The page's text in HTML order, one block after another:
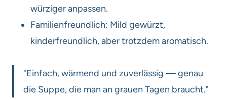
würziger anpassen.
Familienfreundlich: Mild gewürzt,
kinderfreundlich, aber trotzdem aromatisch.
"Einfach, wärmend und zuverlässig — genau
die Suppe, die man an grauen Tagen braucht."